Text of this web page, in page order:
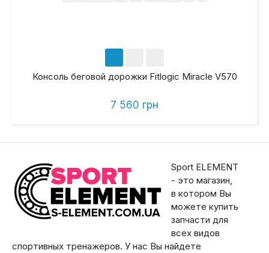
Консоль беговой дорожки Fitlogic Miracle V570
7 560 грн
Sport ELEMENT
- это магазин,
в котором Вы
можете купить
запчасти для
всех видов
спортивных тренажеров. У нас Вы найдете